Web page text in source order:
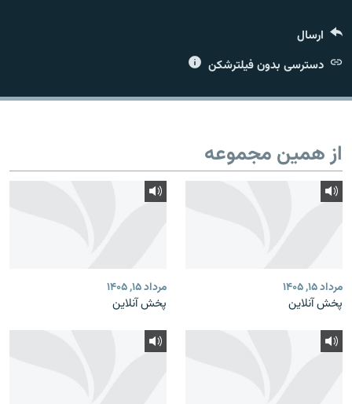
زبان‌های دیگر
ارسال
دسترسی بدون فیلترشکن
از همین مجموعه
مرداد ۱۵, ۱۴۰۵
پخش آنلاین
مرداد ۱۵, ۱۴۰۵
پخش آنلاین